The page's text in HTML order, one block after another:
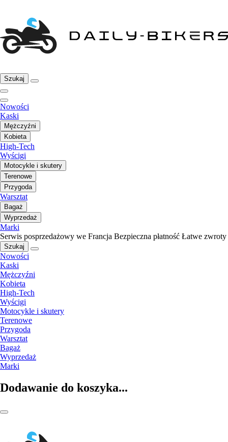
Szukaj
Nowości
Kaski
Mężczyźni
Kobieta
High-Tech
Wyścigi
Motocykle i skutery
Terenowe
Przygoda
Warsztat
Bagaż
Wyprzedaż
Marki
Serwis posprzedażowy we Francja Bezpieczna płatność Łatwe zwroty
Szukaj
Nowości
Kaski
Mężczyźni
Kobieta
High-Tech
Wyścigi
Motocykle i skutery
Terenowe
Przygoda
Warsztat
Bagaż
Wyprzedaż
Marki
Dodawanie do koszyka...